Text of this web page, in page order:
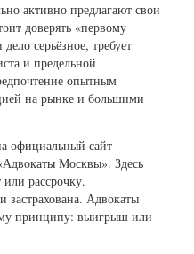
активно предлагают свои
доверять «первому
серьёзное, требует
и предельной
опытным
на рынке и большими
официальный сайт
Москвы». Здесь
рассрочку.
застрахована. Адвокаты
принципу: выигрыш или